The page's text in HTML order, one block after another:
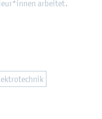
ar­bei­tet.